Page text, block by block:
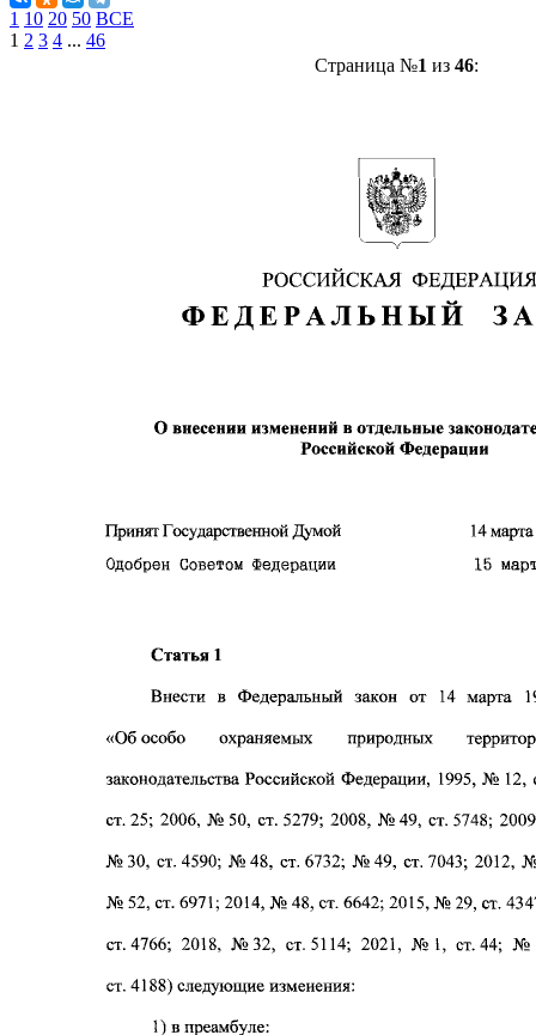
1 10 20 50 ВСЕ
1 2 3 4 ... 46
Страница №1 из 46: